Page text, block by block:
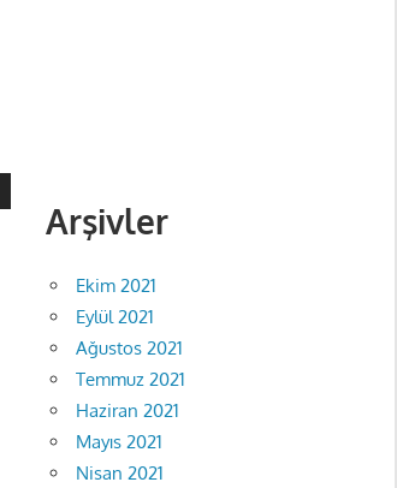
Arşivler
Ekim 2021
Eylül 2021
Ağustos 2021
Temmuz 2021
Haziran 2021
Mayıs 2021
Nisan 2021